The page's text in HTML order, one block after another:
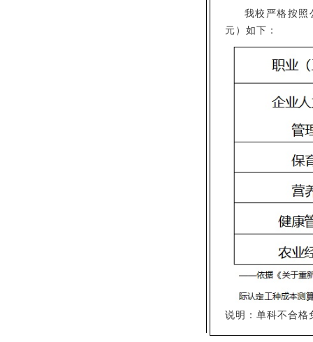
我校严格按照
元）如下：
说明：单科不合格